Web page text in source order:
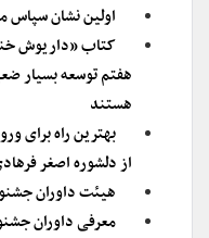
اولین نشان سپاس
کتاب «داریوش
هفتم توسعه بسیار
هستند
بهترین راه برای
از دلشوره اصغر
هیئت داوران
معرفی داوران